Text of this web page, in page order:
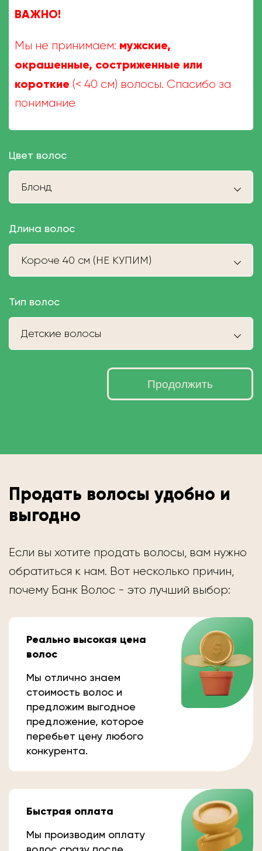
ВАЖНО!
Мы не принимаем: мужские,
окрашенные, состриженные или
короткие (< 40 см) волосы. Спасибо за
понимание
Цвет волос
Блонд
Длина волос
Короче 40 см (НЕ КУПИМ)
Тип волос
Детские волосы
Продолжить
Продать волосы удобно и
выгодно
Если вы хотите продать волосы, вам нужно
обратиться к нам. Вот несколько причин,
почему Банк Волос - это лучший выбор:
Реально высокая цена
волос
Мы отлично знаем
стоимость волос и
предложим выгодное
предложение, которое
перебьет цену любого
конкурента.
Быстрая оплата
Мы производим оплату